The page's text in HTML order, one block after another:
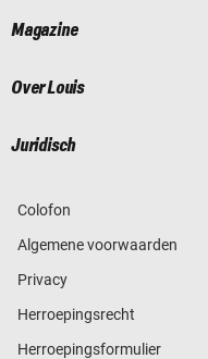
Magazine
Over Louis
Juridisch
Colofon
Algemene voorwaarden
Privacy
Herroepingsrecht
Herroepingsformulier